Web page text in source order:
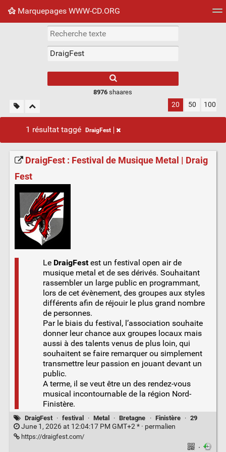
Marquepages WWW-CD.ORG
Nuage de tags Mur d'images
8976 shaares
20 50 100
1 résultat taggé DraigFest
DraigFest : Festival de Musique Metal | Draig
Fest
Le DraigFestest un festival open air de
musique metal et de ses dérivés. Souhaitant
rassembler un large public en programmant,
lors de cet évènement, des groupes aux styles
différents afin de réjouir le plus grand nombre
de personnes.
Par le biais du festival, l’association souhaite
donner leur chance aux groupes locaux mais
aussi à des talents venus de plus loin, qui
souhaitent se faire remarquer ou simplement
transmettre leur passion en jouant devant un
public.
A terme, il se veut être un des rendez-vous
musical incontournable de la région Nord-
Finistère.
DraigFest · festival · Metal · Bretagne · Finistère · 29
June 1, 2026 at 12:04:17 PM GMT+2 * · permalien
https://draigfest.com/
·